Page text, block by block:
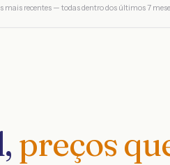
recentes — todas dentro dos últimos 7
preços